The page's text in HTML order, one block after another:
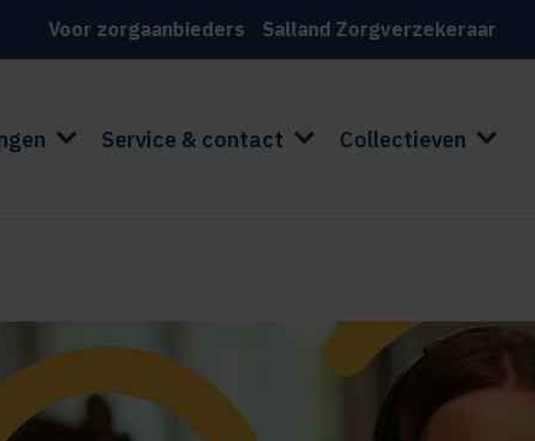
Voor zorgaanbieders Salland Zorgverzekeraar
Service & contact Collectieven